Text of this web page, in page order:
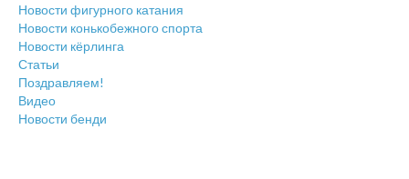
Новости фигурного катания
Новости конькобежного спорта
Новости кёрлинга
Статьи
Поздравляем!
Видео
Новости бенди